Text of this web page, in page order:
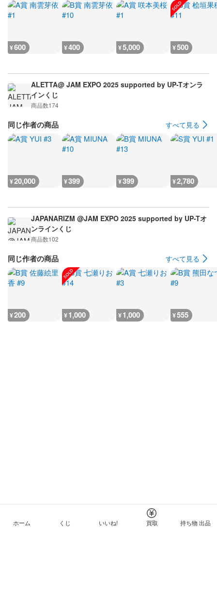
¥600 ¥400 ¥5,000 ¥500
ALETTA@ JAM EXPO 2025 supported by UP-Tオンラ
インくじ
商品数174
同じ作者の商品 すべて見る
¥20,000 ¥399 ¥399 ¥2,780
JAPANARIZM @JAM EXPO 2025 supported by UP-Tオ
ンラインくじ
商品数102
同じ作者の商品 すべて見る
¥200 ¥1,000 ¥1,000 ¥555
ホーム くじ いいね! 買取 持ち物 出品